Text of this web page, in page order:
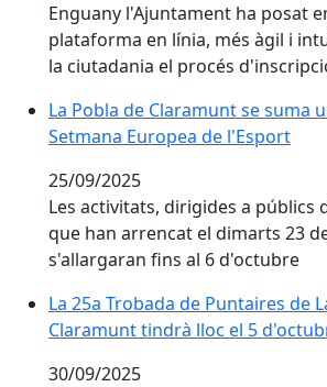
Enguany l'Ajuntament ha posat
plataforma en línia, més àgil i
la ciutadania el procés
La Pobla de Claramunt se suma
La Pobla de Claramunt se suma
Setmana Europea de l'Esport
25/09/2025
Les activitats, dirigides a públics
que han arrencat el dimarts 23
s'allargaran fins al 6 d'octubre
La 25a Trobada de Puntaires de
La 25a Trobada de Puntaires de
Claramunt tindrà lloc el 5
30/09/2025